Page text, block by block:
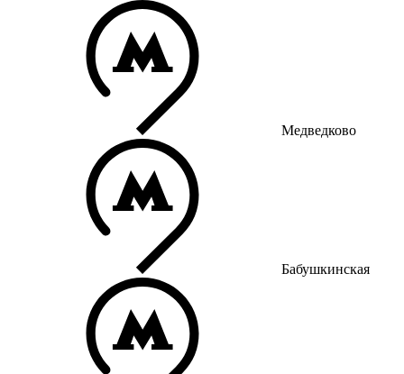
Медведково
Бабушкинская